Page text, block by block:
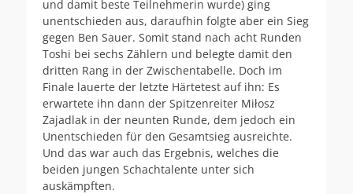
und damit beste Teilnehmerin wurde) ging
unentschieden aus, daraufhin folgte aber ein Sieg
gegen Ben Sauer. Somit stand nach acht Runden
Toshi bei sechs Zählern und belegte damit den
dritten Rang in der Zwischentabelle. Doch im
Finale lauerte der letzte Härtetest auf ihn: Es
erwartete ihn dann der Spitzenreiter Miłosz
Zajadlak in der neunten Runde, dem jedoch ein
Unentschieden für den Gesamtsieg ausreichte.
Und das war auch das Ergebnis, welches die
beiden jungen Schachtalente unter sich
auskämpften.